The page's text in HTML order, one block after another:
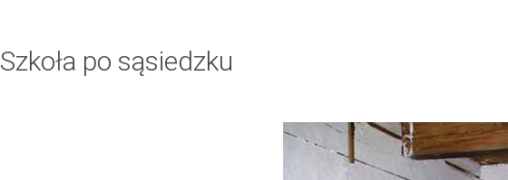
Szkoła po sąsiedzku